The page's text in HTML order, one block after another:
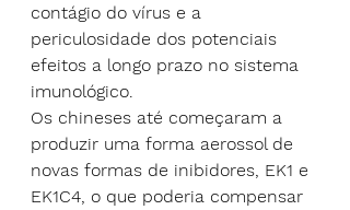
contágio do vírus e a
periculosidade dos potenciais
efeitos a longo prazo no sistema
imunológico.
Os chineses até começaram a
produzir uma forma aerossol de
novas formas de inibidores, EK1 e
EK1C4, o que poderia compensar